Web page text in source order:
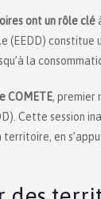
ont un rôle clé
(EEDD)
la
COMETE, premier
Cette session
en